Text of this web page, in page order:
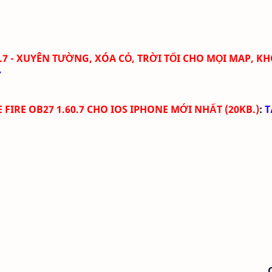
- XUYÊN TƯỜNG, XÓA CỎ, TRỜI TỐI CHO MỌI MAP,
FIRE OB27 1.60.7 CHO IOS IPHONE MỚI NHẤT (20KB.):